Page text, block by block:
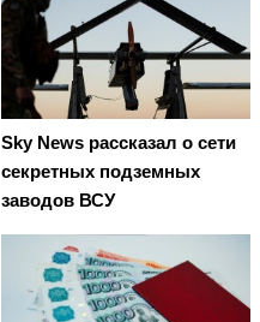
Sky News рассказал о сети
секретных подземных
заводов ВСУ